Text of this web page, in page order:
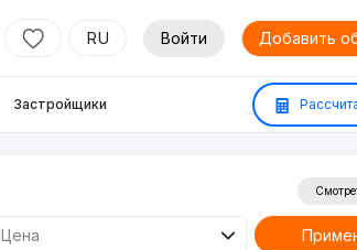
RU Войти Добавить
Застройщики
Цена